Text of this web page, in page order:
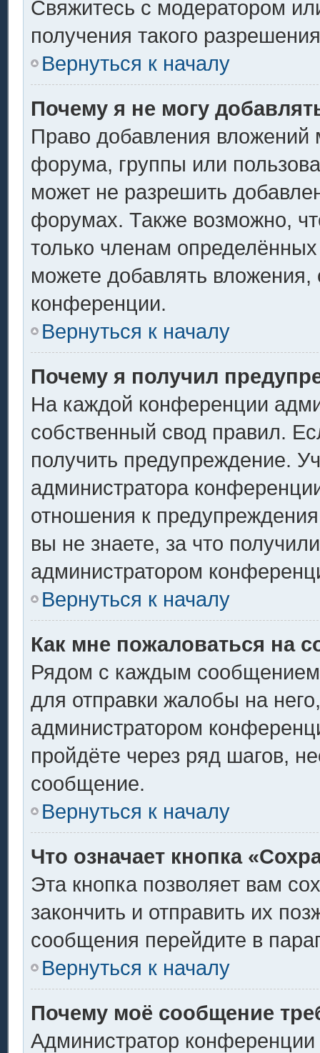
Свяжитесь с модератором
получения такого
Вернуться к началу
Почему я не могу
Право добавления вложений
форума, группы или
может не разрешить
форумах. Также возможно,
только членам
можете добавлять
конференции.
Вернуться к началу
Почему я получил
На каждой конференции
собственный свод правил.
получить предупреждение.
администратора
отношения к
вы не знаете, за что
администратором
Вернуться к началу
Как мне пожаловаться на
Рядом с каждым сообщением
для отправки жалобы на
администратором
пройдёте через ряд шагов,
сообщение.
Вернуться к началу
Что означает кнопка
Эта кнопка позволяет вам
закончить и отправить их
сообщения перейдите в
Вернуться к началу
Почему моё сообщение
Администратор